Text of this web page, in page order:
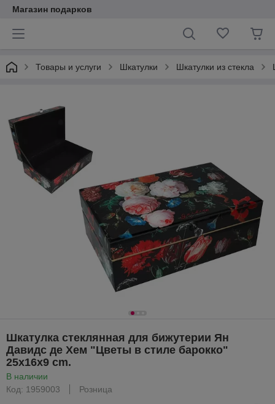
Магазин подарков
Товары и услуги Шкатулки Шкатулки из стекла
Шкатулка стеклянная для бижутерии Ян
Давидс де Хем "Цветы в стиле барокко"
25x16x9 cm.
В наличии
Код: 1959003
Розница